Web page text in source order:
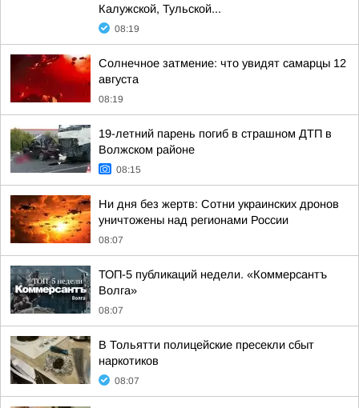
Калужской, Тульской...
08:19
Солнечное затмение: что увидят самарцы 12
августа
08:19
19-летний парень погиб в страшном ДТП в
Волжском районе
08:15
Ни дня без жертв: Сотни украинских дронов
уничтожены над регионами России
08:07
ТОП-5 публикаций недели. «Коммерсантъ
Волга»
08:07
В Тольятти полицейские пресекли сбыт
наркотиков
08:07